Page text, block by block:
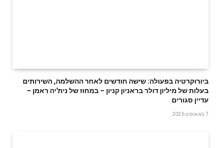
ביורוקרטיה בפעולה: שישה חודשים לאחר ההשלמה, השירותים
בעלות של מיליון דולר בראניון קניון – במחוז של נית'יה ראמן –
עדיין סגורים
7 באוגוסט 2026